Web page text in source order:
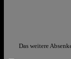
Das weitere